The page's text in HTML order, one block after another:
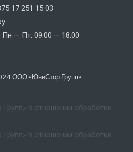
17 251 15 03
— Пт: 09:00 — 18:00
ООО «ЮниСтор Групп»
в отношении обработки
в отношении обработки